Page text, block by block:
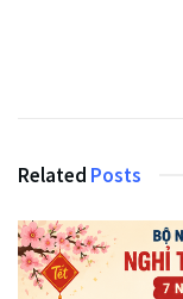
Related Posts